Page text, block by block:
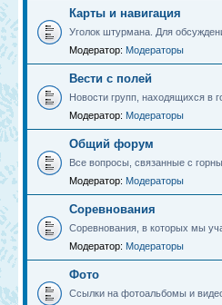
Карты и навигация
Уголок штурмана. Для
Модератор: Модераторы
Вести с полей
Новости групп, находящихся в
Модератор: Модераторы
Общий форум
Все вопросы, связанные с
Модератор: Модераторы
Соревнования
Соревнования, в которых мы
Модератор: Модераторы
Фото
Ссылки на фотоальбомы и